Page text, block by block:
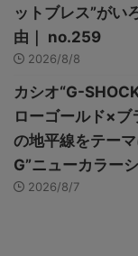
ットブレス”がい
由｜ no.259
2026/8/8
カシオ“G-
ローゴールド×ブ
の地平線をテー
G”ニューカラー
2026/8/7